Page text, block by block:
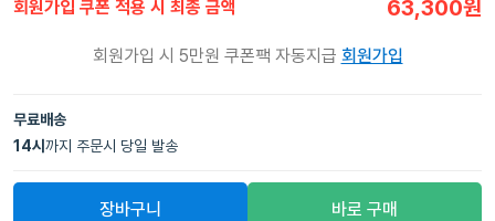
회원가입 쿠폰 적용 시 최종 금액 63,300원
회원가입 시 5만원 쿠폰팩 자동지급 회원가입
무료배송
14시 까지 주문시 당일 발송
장바구니 바로 구매